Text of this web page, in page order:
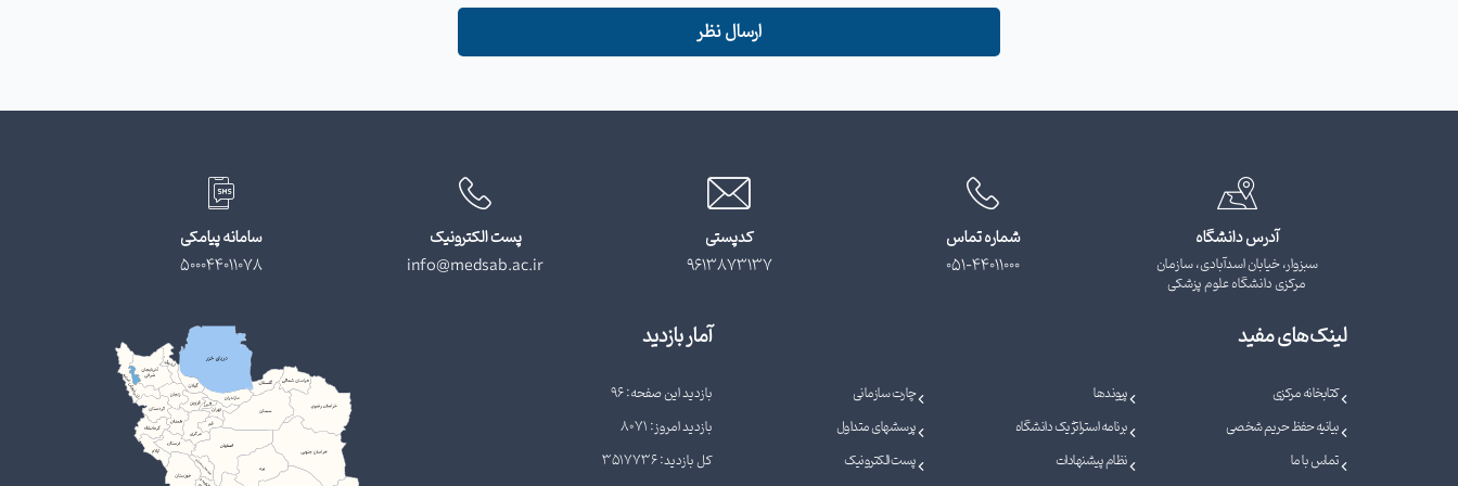
ارسال نظر
آدرس دانشگاه
سبزوار، خیابان اسدآبادی، سازمان
مرکزی دانشگاه علوم پزشکی
شماره تماس
051-44011000
کدپستی
9613873137
پست الکترونیک
info@medsab.ac.ir
سامانه پیامکی
500044011078
لینک‌های مفید
کتابخانه مرکزی پیوندها
چارت سازمانی
بیانیه حفظ حریم شخصی
برنامه استراتژیک دانشگاه
پرسشهای متداول
تماس با ما
نظام پیشنهادات
پست الکترونیک
آمار بازدید
بازدید این صفحه: 96
بازدید امروز: 8071
کل بازدید: 3517736